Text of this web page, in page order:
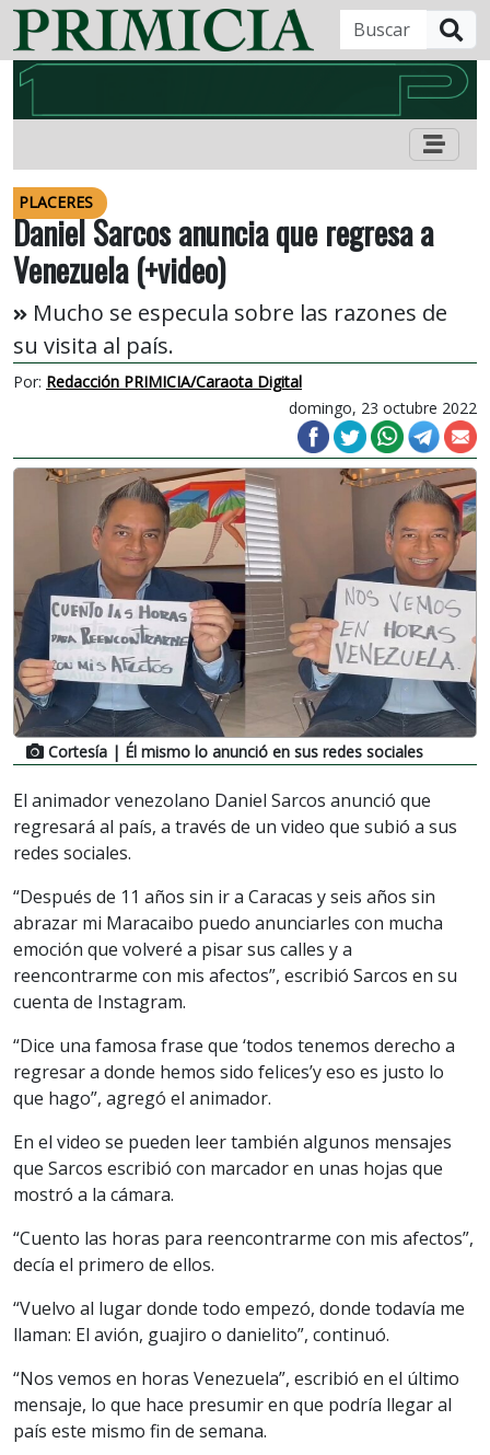
PLACERES
Daniel Sarcos anuncia que regresa a
Venezuela (+video)
Mucho se especula sobre las razones de
su visita al país.
Por: Redacción PRIMICIA/Caraota Digital
domingo, 23 octubre 2022
Cortesía | Él mismo lo anunció en sus redes sociales
El animador venezolano Daniel Sarcos anunció que
regresará al país, a través de un video que subió a sus
redes sociales.
“Después de 11 años sin ir a Caracas y seis años sin
abrazar mi Maracaibo puedo anunciarles con mucha
emoción que volveré a pisar sus calles y a
reencontrarme con mis afectos”, escribió Sarcos en su
cuenta de Instagram.
“Dice una famosa frase que ‘todos tenemos derecho a
regresar a donde hemos sido felices’y eso es justo lo
que hago”, agregó el animador.
En el video se pueden leer también algunos mensajes
que Sarcos escribió con marcador en unas hojas que
mostró a la cámara.
“Cuento las horas para reencontrarme con mis afectos”,
decía el primero de ellos.
“Vuelvo al lugar donde todo empezó, donde todavía me
llaman: El avión, guajiro o danielito”, continuó.
“Nos vemos en horas Venezuela”, escribió en el último
mensaje, lo que hace presumir en que podría llegar al
país este mismo fin de semana.